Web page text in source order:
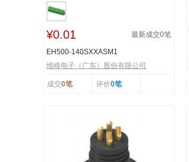
¥0.01 最新成交0笔
EH500-140SXXASM1
维峰电子（广东）股份有限公司
成交0笔 评价0笔